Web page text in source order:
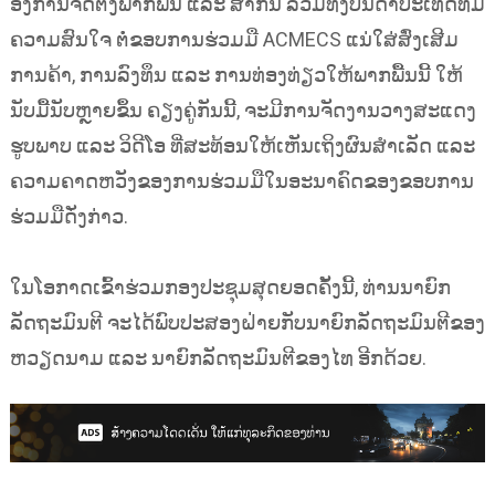
ຄວາມສົນໃຈ ຕໍ່ຂອບການຮ່ວມມື ACMECS ແນ່ໃສ່ສົ່ງເສີມ
ການຄ້າ, ການລົງທຶນ ແລະ ການທ່ອງທ່ຽວໃຫ້ພາກພື້ນນີ້ ໃຫ້
ນັບມື້ນັບຫຼາຍຂຶ້ນ ຄຽງຄູ່ກັນນີ້, ຈະມີການຈັດງານວາງສະແດງ
ຮູບພາບ ແລະ ວິດີໂອ ທີ່ສະທ້ອນໃຫ້ເຫັນເຖິງຜົນສຳເລັດ ແລະ
ຄວາມຄາດຫວັງຂອງການຮ່ວມມືໃນອະນາຄົດຂອງຂອບການ
ຮ່ວມມືດັ່ງກ່າວ.
ໃນໂອກາດເຂົ້າຮ່ວມກອງປະຊຸມສຸດຍອດຄັ້ງນີ້, ທ່ານນາຍົກ
ລັດຖະມົນຕີ ຈະໄດ້ພົບປະສອງຝ່າຍກັບນາຍົກລັດຖະມົນຕີຂອງ
ຫວຽດນາມ ແລະ ນາຍົກລັດຖະມົນຕີຂອງໄທ ອີກດ້ວຍ.